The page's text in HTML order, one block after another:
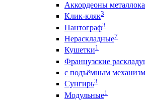
Аккордеоны
Клик-кляк3
Пантограф3
Нераскладные7
Кушетки1
Французские
с подъёмным
Сунгирь3
Модульные1